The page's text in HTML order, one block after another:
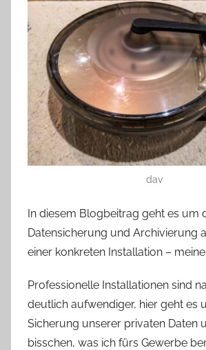
dav
In diesem Blogbeitrag geht es um
Datensicherung und Archivierung
einer konkreten Installation –
Professionelle Installationen sind
deutlich aufwendiger, hier geht es
Sicherung unserer privaten Daten
bisschen, was ich fürs Gewerbe